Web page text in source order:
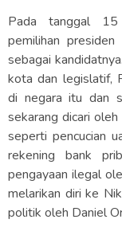
Pada tanggal
pemilihan
sebagai
kota dan legislatif,
di negara itu dan
sekarang dicari
seperti pencucian
rekening bank
pengayaan ilegal
melarikan diri ke
politik oleh Daniel